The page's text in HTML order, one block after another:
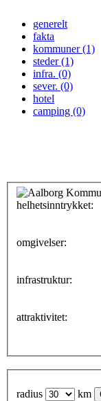
generelt
fakta
kommuner (1)
steder (1)
infra. (0)
sever. (0)
hotel
camping (0)
helhetsinntrykket:
omgivelser:
infrastruktur:
attraktivitet:
radius km